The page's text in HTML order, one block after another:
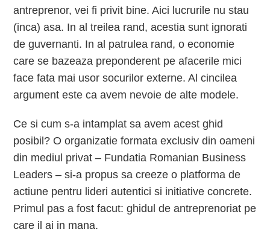
antreprenor, vei fi privit bine. Aici lucrurile nu stau
(inca) asa. In al treilea rand, acestia sunt ignorati
de guvernanti. In al patrulea rand, o economie
care se bazeaza preponderent pe afacerile mici
face fata mai usor socurilor externe. Al cincilea
argument este ca avem nevoie de alte modele.
Ce si cum s-a intamplat sa avem acest ghid
posibil? O organizatie formata exclusiv din oameni
din mediul privat – Fundatia Romanian Business
Leaders – si-a propus sa creeze o platforma de
actiune pentru lideri autentici si initiative concrete.
Primul pas a fost facut: ghidul de antreprenoriat pe
care il ai in mana.